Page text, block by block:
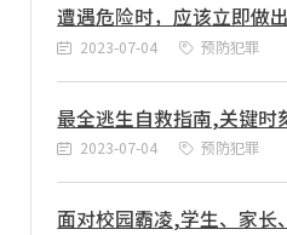
遭遇危险时，应该立即做
2023-07-04 预防犯罪
最全逃生自救指南,关键时
2023-07-04 预防犯罪
面对校园霸凌,学生、家长